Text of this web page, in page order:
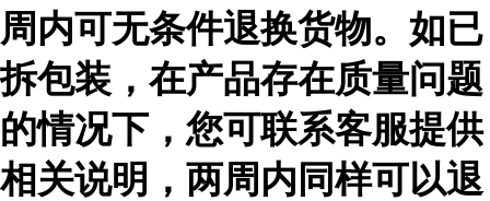
周内可无条件退换货物。如已
拆包装，在产品存在质量问题
的情况下，您可联系客服提供
相关说明，两周内同样可以退